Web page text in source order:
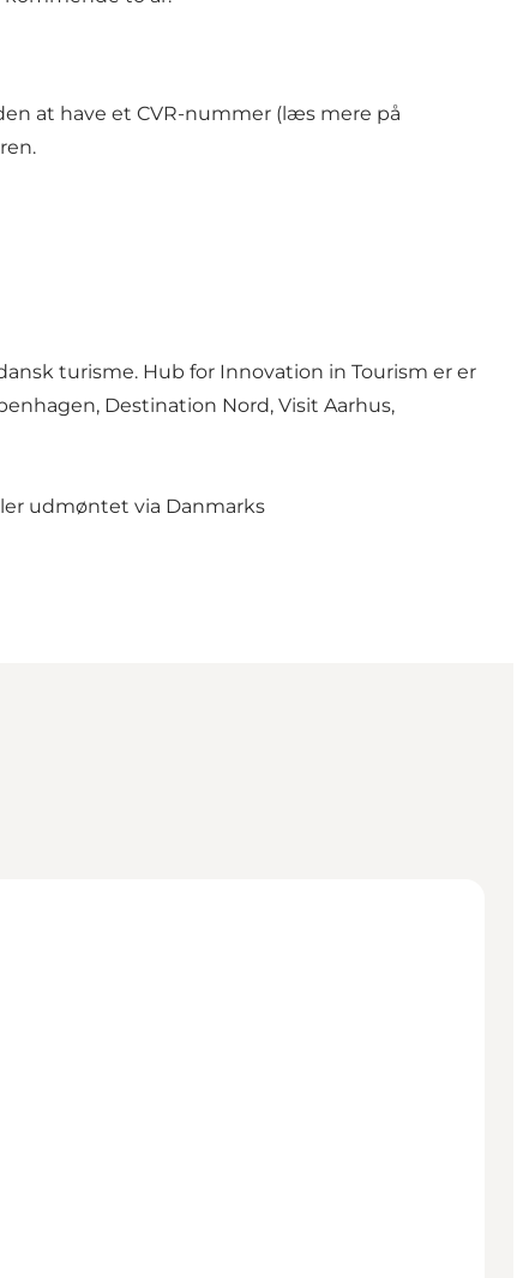
at have et CVR-nummer (læs mere på
turisme. Hub for Innovation in Tourism er er
Destination Nord, Visit Aarhus,
udmøntet via Danmarks